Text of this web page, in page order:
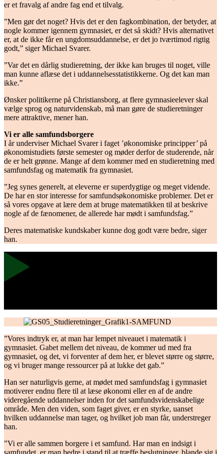
er et fravalg af andre fag end et tilvalg.
”Men gør det noget? Hvis det er den fagkombination, der betyder, at
nogle kommer igennem gymnasiet, er det så skidt? Hvis alternativet
er, at de ikke får en ungdomsuddannelse, er det jo tværtimod rigtig
godt,” siger Michael Svarer.
”Var det en dårlig studieretning, der ikke kan bruges til noget, ville
man kunne aflæse det i uddannelsesstatistikkerne. Og det kan man
ikke.”
Ønsker politikerne på Christiansborg, at flere gymnasieelever skal
vælge sprog og naturvidenskab, må man gøre de studieretninger
mere attraktive, mener han.
Vi er alle samfundsborgere
I år underviser Michael Svarer i faget ’økonomiske principper’ på
økonomistudiets første semester og møder derfor de studerende, når
de er helt grønne. Mange af dem kommer med en studieretning med
samfundsfag og matematik fra gymnasiet.
”Jeg synes generelt, at eleverne er superdygtige og meget vidende.
De har en stor interesse for samfundsøkonomiske problemer. Det er
så vores opgave at lære dem at bruge matematikken til at beskrive
nogle af de fænomener, de allerede har mødt i samfundsfag.”
Deres matematiske kundskaber kunne dog godt være bedre, siger
han.
”Vores indtryk er, at man har lempet niveauet i matematik i
gymnasiet. Gabet mellem det niveau, de kommer ud med fra
gymnasiet, og det, vi forventer af dem her, er blevet større og større,
og vi bruger mange ressourcer på at lukke det gab.”
Han ser naturligvis gerne, at mødet med samfundsfag i gymnasiet
motiverer endnu flere til at læse økonomi eller en af de andre
videregående uddannelser inden for det samfundsvidenskabelige
område. Men den viden, som faget giver, er en styrke, uanset
hvilken uddannelse man tager, og hvilket job man får, understreger
han.
”Vi er alle sammen borgere i et samfund. Har man en indsigt i
samfundet, er man bedre i stand til at træffe beslutninger, blande sig i